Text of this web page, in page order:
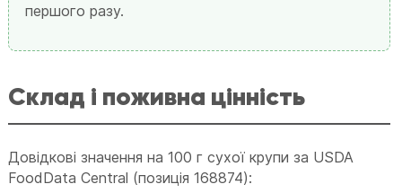
першого разу.
Склад і поживна цінність
Довідкові значення на 100 г сухої крупи за USDA
FoodData Central (позиція 168874):